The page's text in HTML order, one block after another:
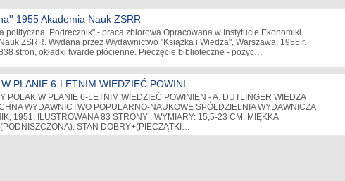
1955 Akademia Nauk ZSRR
polityczna. Podręcznik" - praca zbiorowa Opracowana w Instytucie Ekonomiki
ZSRR. Wydana przez Wydawnictwo "Książka i Wiedza", Warszawa, 1955 r.
stron, okładki twarde płócienne. Pieczęcie biblioteczne - pozyc…
PLANIE 6-LETNIM WIEDZIEĆ POWINI
POLAK W PLANIE 6-LETNIM WIEDZIEĆ POWINIEN - A. DUTLINGER WIEDZA
WYDAWNICTWO POPULARNO-NAUKOWE SPÓŁDZIELNIA WYDAWNICZA
1951. ILUSTROWANA 83 STRONY . WYMIARY: 15,5-23 CM. MIĘKKA
STAN DOBRY+(PIECZĄTKI…